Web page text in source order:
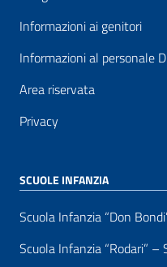
Informazioni ai genitori
Informazioni al personale
Area riservata
Privacy
SCUOLE INFANZIA
Scuola Infanzia “Don
Scuola Infanzia “Rodari” –